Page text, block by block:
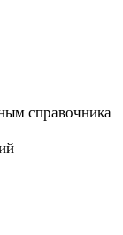
справочника